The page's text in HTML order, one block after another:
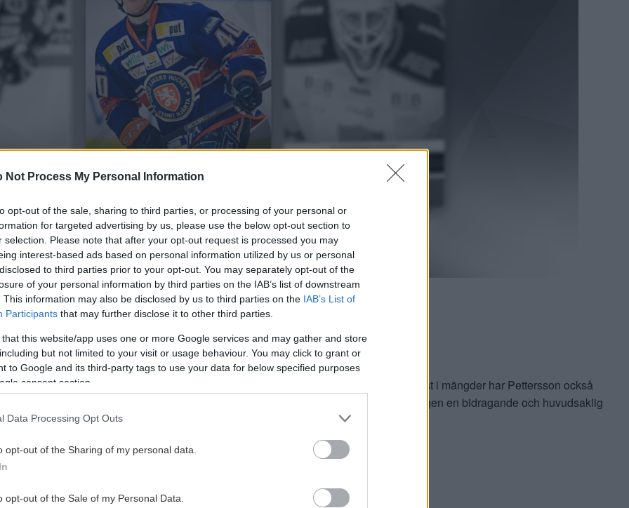
Not Process My Personal Information
opt-out of the sale, sharing to third parties, or processing of your personal or
for targeted advertising by us, please use the below opt-out section to
selection. Please note that after your opt-out request is processed you may
interest-based ads based on personal information utilized by us or personal
to third parties prior to your opt-out. You may separately opt-out of the
of your personal information by third parties on the IAB’s list of downstream
This information may also be disclosed by us to third parties on the IAB’s List of
Participants that may further disclose it to other third parties.
that this website/app uses one or more Google services and may gather and store
but not limited to your visit or usage behaviour. You may click to grant or
to Google and its third-party tags to use your data for below specified purposes
consent section.
Data Processing Opt Outs
opt-out of the Sharing of my personal data.
opt-out of the Sale of my Personal Data.
- Elias Pettersson, Växjö
i SHL var hans första i ligan. Supertalangen har dominerat - och utöver mål och assist i mängder har Pettersson också
Av hans totalt 24 mål i SHL var sex matchavgörande - och Pettersson var sannerligen en bidragande och huvudsaklig
med priset Mest mest värdefulle spelare 2018.